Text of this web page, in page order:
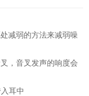
减弱的方法来减弱噪
，音叉发声的响度会
耳中